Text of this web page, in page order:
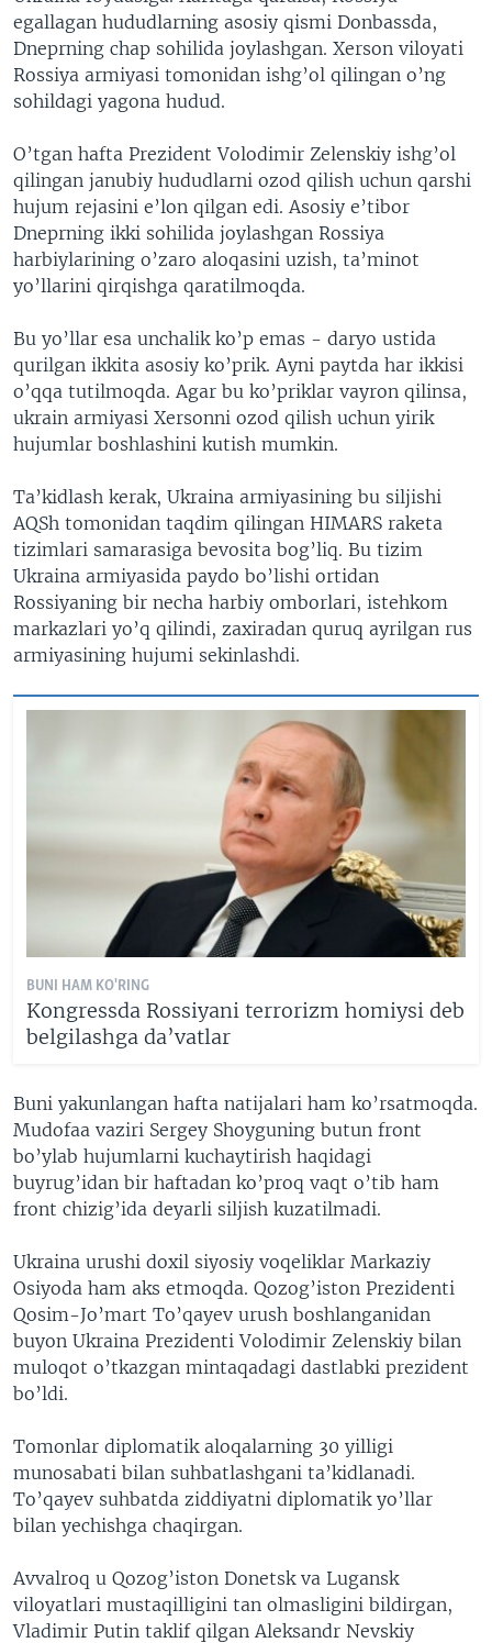
egallagan hududlarning asosiy qismi Donbassda,
Dneprning chap sohilida joylashgan. Xerson viloyati
Rossiya armiyasi tomonidan ishg’ol qilingan o’ng
sohildagi yagona hudud.
O’tgan hafta Prezident Volodimir Zelenskiy ishg’ol
qilingan janubiy hududlarni ozod qilish uchun qarshi
hujum rejasini e’lon qilgan edi. Asosiy e’tibor
Dneprning ikki sohilida joylashgan Rossiya
harbiylarining o’zaro aloqasini uzish, ta’minot
yo’llarini qirqishga qaratilmoqda.
Bu yo’llar esa unchalik ko’p emas - daryo ustida
qurilgan ikkita asosiy ko’prik. Ayni paytda har ikkisi
o’qqa tutilmoqda. Agar bu ko’priklar vayron qilinsa,
ukrain armiyasi Xersonni ozod qilish uchun yirik
hujumlar boshlashini kutish mumkin.
Ta’kidlash kerak, Ukraina armiyasining bu siljishi
AQSh tomonidan taqdim qilingan HIMARS raketa
tizimlari samarasiga bevosita bog’liq. Bu tizim
Ukraina armiyasida paydo bo’lishi ortidan
Rossiyaning bir necha harbiy omborlari, istehkom
markazlari yo’q qilindi, zaxiradan quruq ayrilgan rus
armiyasining hujumi sekinlashdi.
BUNI HAM KO'RING
Kongressda Rossiyani terrorizm homiysi deb
belgilashga da’vatlar
Buni yakunlangan hafta natijalari ham ko’rsatmoqda.
Mudofaa vaziri Sergey Shoyguning butun front
bo’ylab hujumlarni kuchaytirish haqidagi
buyrug’idan bir haftadan ko’proq vaqt o’tib ham
front chizig’ida deyarli siljish kuzatilmadi.
Ukraina urushi doxil siyosiy voqeliklar Markaziy
Osiyoda ham aks etmoqda. Qozog’iston Prezidenti
Qosim-Jo’mart To’qayev urush boshlanganidan
buyon Ukraina Prezidenti Volodimir Zelenskiy bilan
muloqot o’tkazgan mintaqadagi dastlabki prezident
bo’ldi.
Tomonlar diplomatik aloqalarning 30 yilligi
munosabati bilan suhbatlashgani ta’kidlanadi.
To’qayev suhbatda ziddiyatni diplomatik yo’llar
bilan yechishga chaqirgan.
Avvalroq u Qozog’iston Donetsk va Lugansk
viloyatlari mustaqilligini tan olmasligini bildirgan,
Vladimir Putin taklif qilgan Aleksandr Nevskiy